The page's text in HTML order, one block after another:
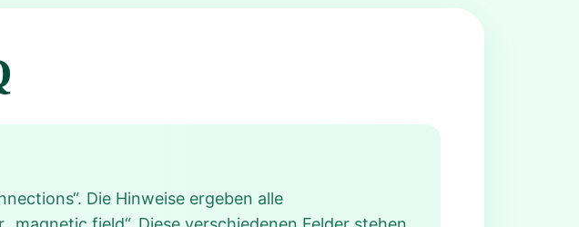
Die Hinweise ergeben alle